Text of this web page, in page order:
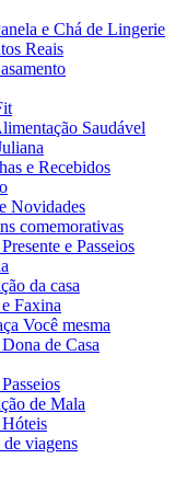
e Chá de Lingerie
Reais
Saudável
e Recebidos
Novidades
comemorativas
e Passeios
da casa
Faxina
Você mesma
de Casa
de Mala
viagens